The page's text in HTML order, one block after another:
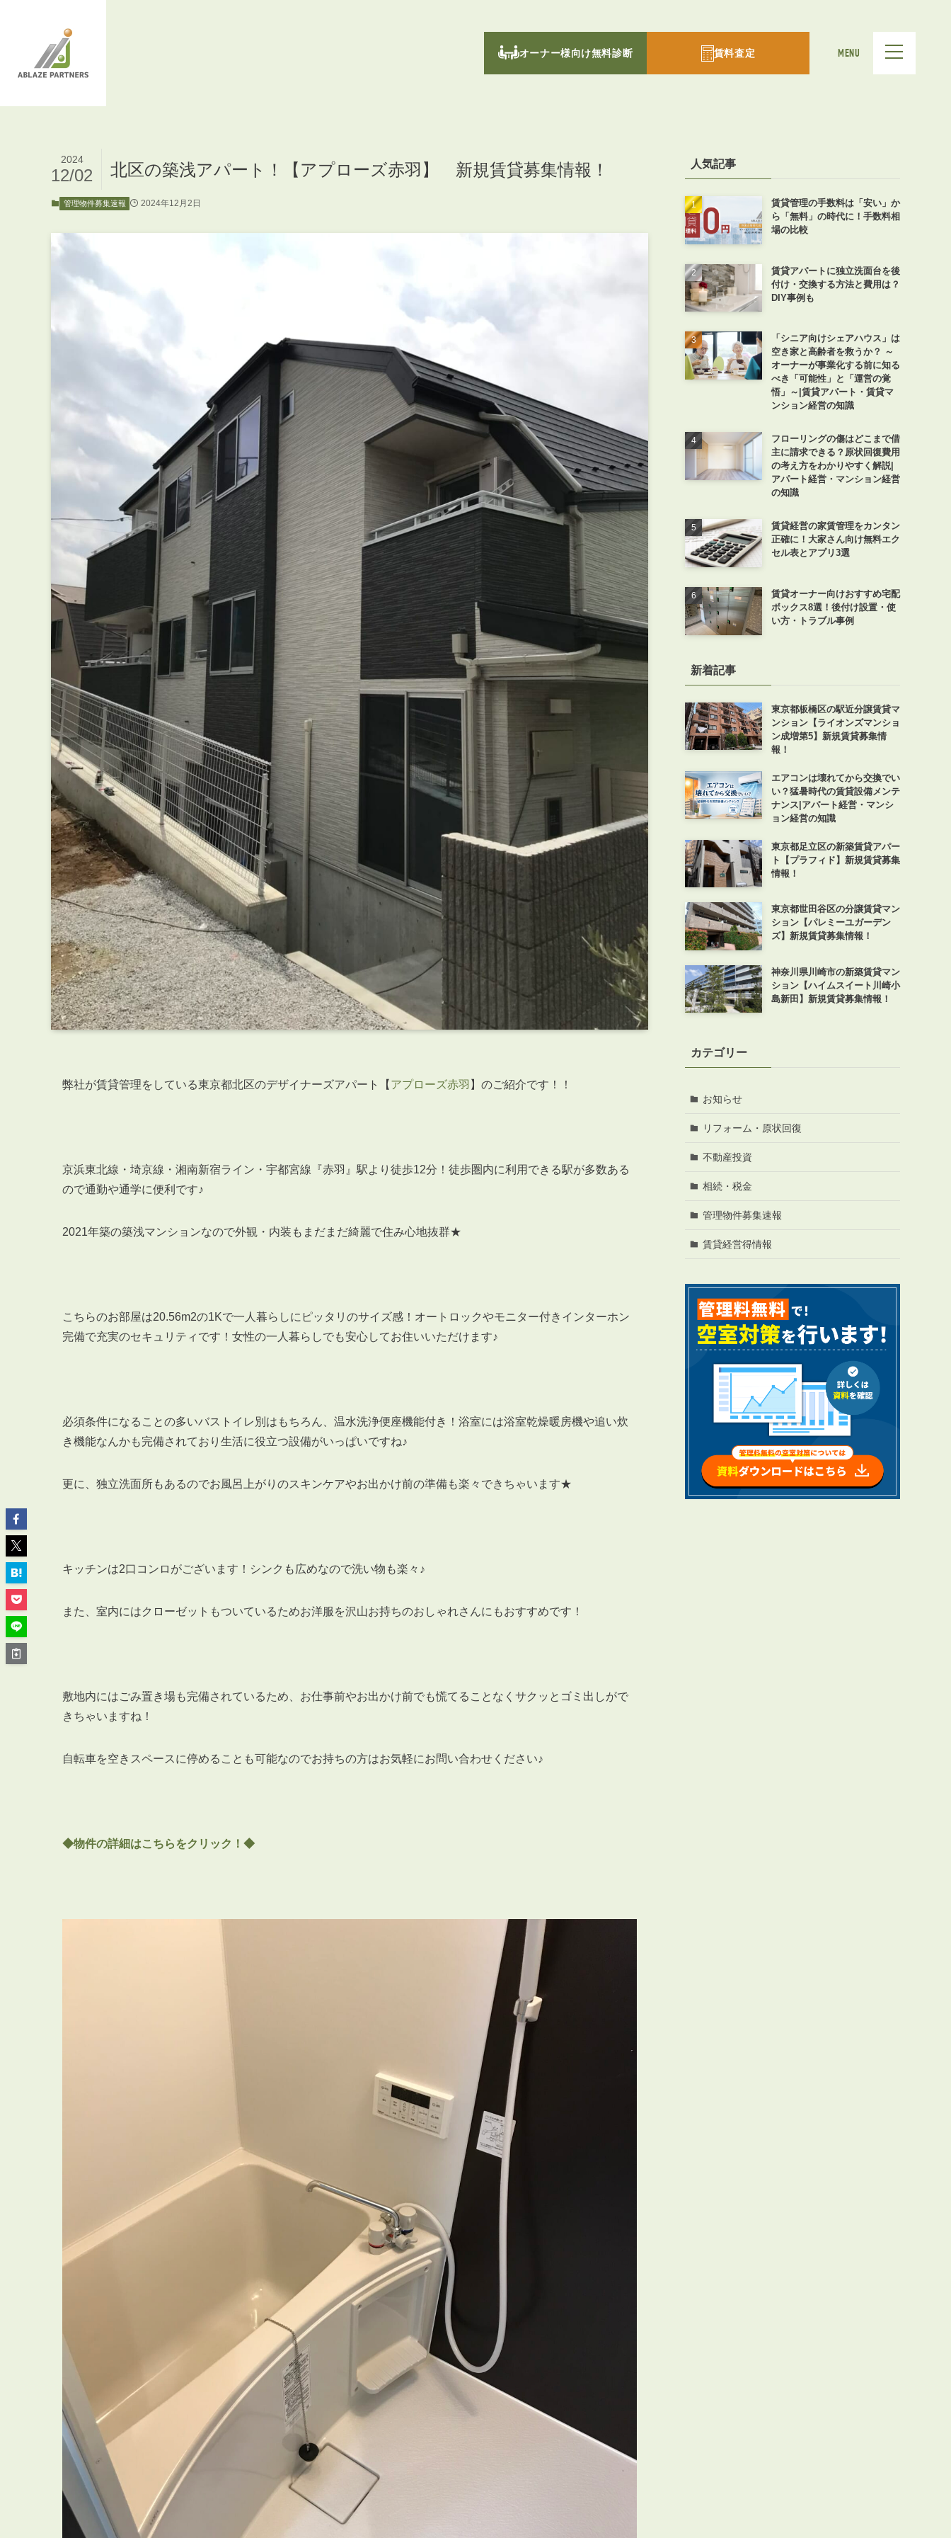
オーナー様向け無料診断 賃料査定 MENU
企業理念
スタッフ紹介
採用情報
仲介会社とのネットワークで情報提供力に自信あり
物件プロモーション＆バリューアップリフォーム
RENTALアブレイズの賃貸管理
管理料無料について
４つの強み
報酬と独自の保証内容
手続きの流れ
賃料査定について
投資不動産を売却したい方
賃貸仲介会社様向け物件検索ログイン
【受付時間】10:00~19:00（定休日：水曜日）
北区の築浅アパート！【アプローズ赤羽】 新規賃貸募集情報！
2024
12/02
管理物件募集速報 2024年12月2日
弊社が賃貸管理をしている東京都北区のデザイナーズアパート【 アプローズ赤羽 】のご紹介です！！
京浜東北線・埼京線・湘南新宿ライン・宇都宮線『赤羽』駅より徒歩12分！徒歩圏内に利用できる駅が多数ある
ので通勤や通学に便利です♪
2021年築の築浅マンションなので外観・内装もまだまだ綺麗で住み心地抜群★
こちらのお部屋は20.56m2の1Kで一人暮らしにピッタリのサイズ感！オートロックやモニター付きインターホン
完備で充実のセキュリティです！女性の一人暮らしでも安心してお住いいただけます♪
必須条件になることの多いバストイレ別はもちろん、温水洗浄便座機能付き！浴室には浴室乾燥暖房機や追い炊
き機能なんかも完備されており生活に役立つ設備がいっぱいですね♪
更に、独立洗面所もあるのでお風呂上がりのスキンケアやお出かけ前の準備も楽々できちゃいます★
キッチンは2口コンロがございます！シンクも広めなので洗い物も楽々♪
また、室内にはクローゼットもついているためお洋服を沢山お持ちのおしゃれさんにもおすすめです！
敷地内にはごみ置き場も完備されているため、お仕事前やお出かけ前でも慌てることなくサクッとゴミ出しがで
きちゃいますね！
自転車を空きスペースに停めることも可能なのでお持ちの方はお気軽にお問い合わせください♪
◆物件の詳細はこちらをクリック！◆
人気記事
賃貸管理の手数料は「安い」か
ら「無料」の時代に！手数料相
場の比較
賃貸アパートに独立洗面台を後
付け・交換する方法と費用は？
DIY事例も
「シニア向けシェアハウス」は
空き家と高齢者を救うか？ ～
オーナーが事業化する前に知る
べき「可能性」と「運営の覚
悟」～|賃貸アパート・賃貸マ
ンション経営の知識
フローリングの傷はどこまで借
主に請求できる？原状回復費用
の考え方をわかりやすく解説|
アパート経営・マンション経営
の知識
賃貸経営の家賃管理をカンタン
正確に！大家さん向け無料エク
セル表とアプリ3選
賃貸オーナー向けおすすめ宅配
ボックス8選！後付け設置・使
い方・トラブル事例
新着記事
東京都板橋区の駅近分譲賃貸マ
ンション【ライオンズマンショ
ン成増第5】新規賃貸募集情
報！
エアコンは壊れてから交換でい
い？猛暑時代の賃貸設備メンテ
ナンス|アパート経営・マンシ
ョン経営の知識
東京都足立区の新築賃貸アパー
ト【プラフィド】新規賃貸募集
情報！
東京都世田谷区の分譲賃貸マン
ション【パレミーユガーデン
ズ】新規賃貸募集情報！
神奈川県川崎市の新築賃貸マン
ション【ハイムスイート川崎小
島新田】新規賃貸募集情報！
カテゴリー
お知らせ
リフォーム・原状回復
不動産投資
相続・税金
管理物件募集速報
賃貸経営得情報